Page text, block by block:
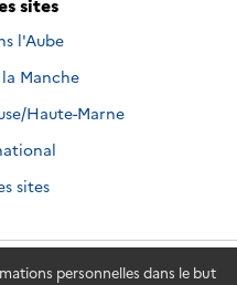
personnelles dans le but
l'Aube
Manche
Haute-Marne
sites
Tous droits réservés.